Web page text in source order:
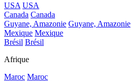
USA USA
Canada Canada
Guyane, Amazonie Guyane, Amazonie
Mexique Mexique
Brésil Brésil
Afrique
Maroc Maroc